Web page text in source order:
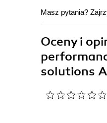
Masz pytania?
Oceny i
solutions